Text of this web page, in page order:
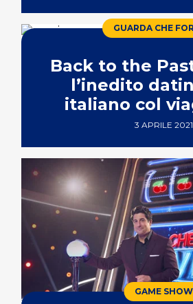
GUARDA CHE
Back to the
l’inedito
italiano col
tempo
3 APRILE 2021
GAME SHOW